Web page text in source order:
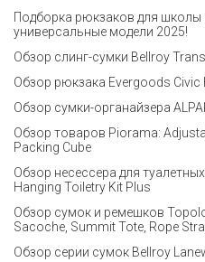
Подборка рюкзаков для школы
универсальные модели 2025!
Обзор слинг-сумки Bellroy
Обзор рюкзака Evergoods Civic
Обзор сумки-органайзера
Обзор товаров Piorama:
Packing Cube
Обзор несессера для
Hanging Toiletry Kit Plus
Обзор сумок и ремешков
Sacoche, Summit Tote, Rope
Обзор серии сумок Bellroy